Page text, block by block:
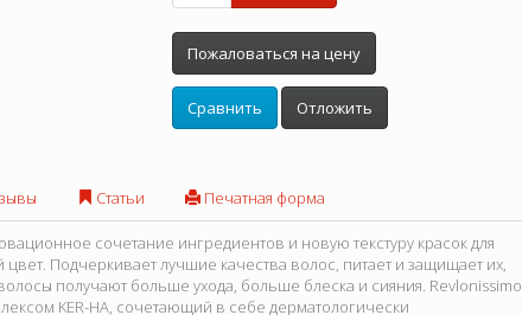
Пожаловаться на цену
Сравнить Отложить
Статьи Печатная форма
сочетание ингредиентов и новую текстуру красок для
Подчеркивает лучшие качества волос, питает и защищает их,
получают больше ухода, больше блеска и сияния. Revlonissimo
KER-HA, сочетающий в себе дерматологически